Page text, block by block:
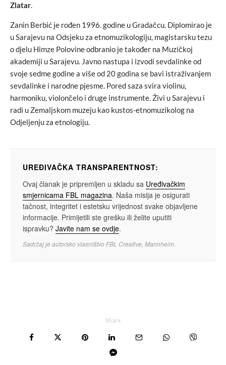
Zlatar.
Zanin Berbić je rođen 1996. godine u Gradačcu. Diplomirao je
u Sarajevu na Odsjeku za etnomuzikologiju, magistarsku tezu
o djelu Himze Polovine odbranio je također na Muzičkoj
akademiji u Sarajevu. Javno nastupa i izvodi sevdalinke od
svoje sedme godine a više od 20 godina se bavi istraživanjem
sevdalinke i narodne pjesme. Pored saza svira violinu,
harmoniku, violončelo i druge instrumente. Živi u Sarajevu i
radi u Zemaljskom muzeju kao kustos-etnomuzikolog na
Odjeljenju za etnologiju.
UREĐIVAČKA TRANSPARENTNOST:
Ovaj članak je pripremljen u skladu sa Uređivačkim
smjernicama FBL magazina. Naša misija je osigurati
tačnost, integritet i estetsku vrijednost svake objavljene
informacije. Primijetili ste grešku ili želite uputiti
ispravku? Javite nam se ovdje.
Sadržaj je autorsko vlasništvo FBL Creative, Mannheim.
Share